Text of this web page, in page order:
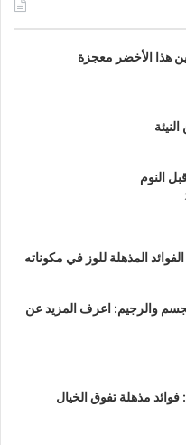
النوم
المذهلة للوز في مكوناته
والرجيم: اعرف المزيد عن
فوائد مذهلة تفوق الخيال